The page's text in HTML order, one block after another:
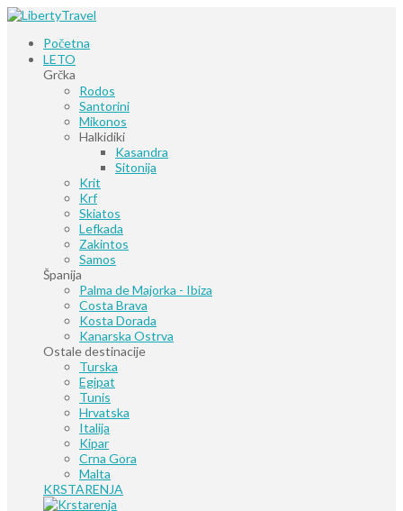
Početna
LETO
Grčka
Rodos
Santorini
Mikonos
Halkidiki
Kasandra
Sitonija
Krit
Krf
Skiatos
Lefkada
Zakintos
Samos
Španija
Palma de Majorka - Ibiza
Costa Brava
Kosta Dorada
Kanarska Ostrva
Ostale destinacije
Turska
Egipat
Tunis
Hrvatska
Italija
Kipar
Crna Gora
Malta
KRSTARENJA